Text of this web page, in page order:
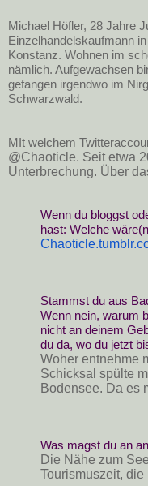
Michael Höfler, 28 Jahre
Einzelhandelskaufmann
Konstanz. Wohnen im
nämlich. Aufgewachsen
gefangen irgendwo im
Schwarzwald.
MIt welchem
@Chaoticle. Seit etwa
Unterbrechung. Über
Wenn du bloggst
hast: Welche
Stammst du aus
Wenn nein, warum
nicht an deinem
du da, wo du jetzt
Woher entnehme
Schicksal spülte
Bodensee. Da es
Was magst du an
Die Nähe zum
Tourismuszeit,